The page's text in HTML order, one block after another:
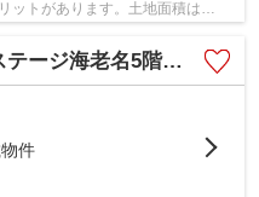
ットがあります。土地面積は
名5階 3LDK【仲介手数料無料】
件